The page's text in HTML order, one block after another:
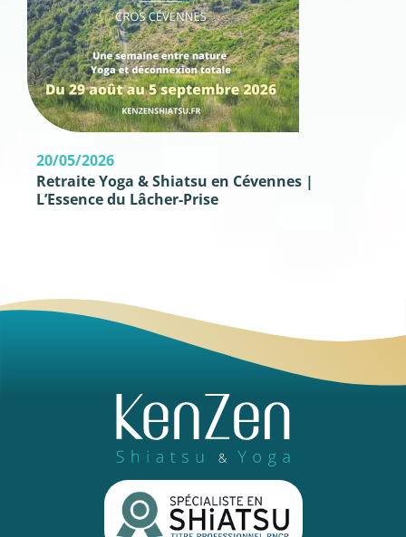
20/05/2026
Retraite Yoga & Shiatsu en Cévennes |
L’Essence du Lâcher-Prise